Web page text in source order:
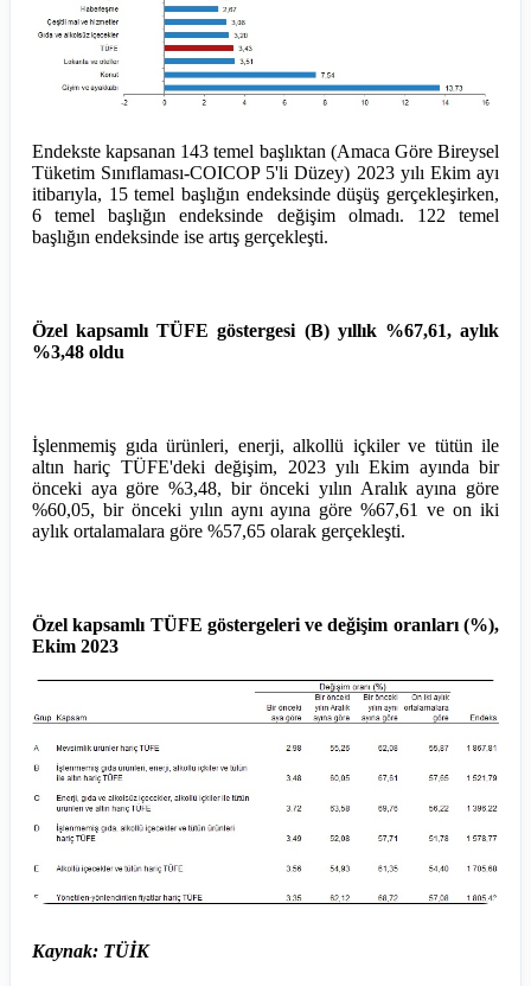
Endekste kapsanan 143 temel başlıktan (Amaca Göre Bireysel
Tüketim Sınıflaması-COICOP 5'li Düzey) 2023 yılı Ekim ayı
itibarıyla, 15 temel başlığın endeksinde düşüş gerçekleşirken,
6 temel başlığın endeksinde değişim olmadı. 122 temel
başlığın endeksinde ise artış gerçekleşti.
Özel kapsamlı TÜFE göstergesi (B) yıllık %67,61, aylık
%3,48 oldu
İşlenmemiş gıda ürünleri, enerji, alkollü içkiler ve tütün ile
altın hariç TÜFE'deki değişim, 2023 yılı Ekim ayında bir
önceki aya göre %3,48, bir önceki yılın Aralık ayına göre
%60,05, bir önceki yılın aynı ayına göre %67,61 ve on iki
aylık ortalamalara göre %57,65 olarak gerçekleşti.
Özel kapsamlı TÜFE göstergeleri ve değişim oranları (%),
Ekim 2023
Kaynak: TÜİK